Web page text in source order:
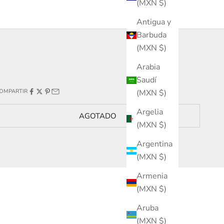
(MXN $)
Antigua y
Barbuda
(MXN $)
Arabia
Saudí
(MXN $)
Argelia
(MXN $)
Argentina
(MXN $)
Armenia
(MXN $)
Aruba
(MXN $)
AGOTADO